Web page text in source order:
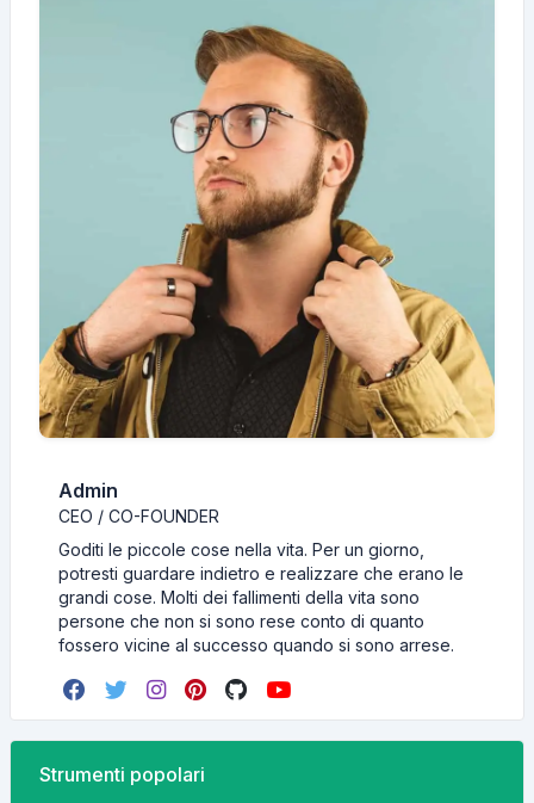
Admin
CEO / CO-FOUNDER
Goditi le piccole cose nella vita. Per un giorno,
potresti guardare indietro e realizzare che erano le
grandi cose. Molti dei fallimenti della vita sono
persone che non si sono rese conto di quanto
fossero vicine al successo quando si sono arrese.
Strumenti popolari